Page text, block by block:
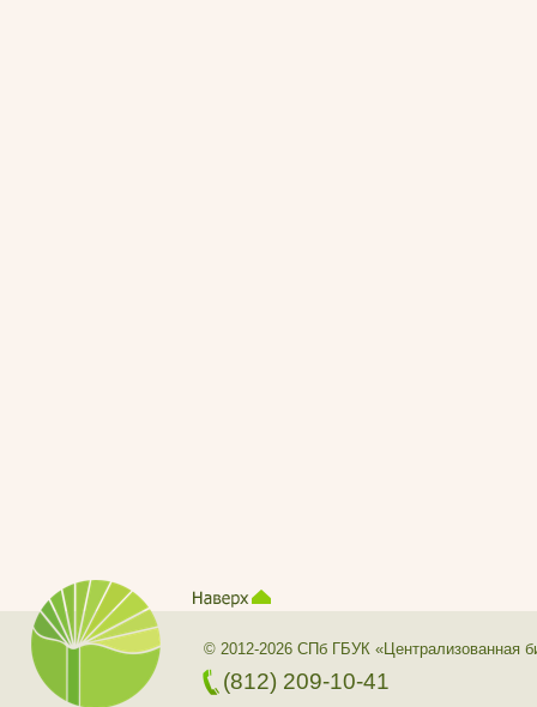
© 2012-2026 СПб ГБУК «Централизованная
(812) 209-10-41